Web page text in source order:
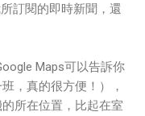
訂閱的即時新聞，還
Maps可以告訴你
，真的很方便！），
所在位置，比起在室